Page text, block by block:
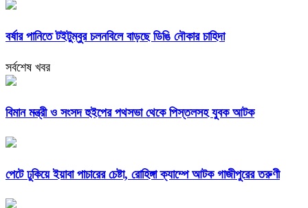
বর্ষার পানিতে টইটুম্বুর চলনবিলে বাড়ছে ডিঙি নৌকার চাহিদা
সর্বশেষ খবর
বিমান মন্ত্রী ও সংসদ হুইপের পথসভা থেকে পিস্তলসহ যুবক আটক
পেটে ঢুকিয়ে ইয়াবা পাচারের চেষ্টা, রোহিঙ্গা ক্যাম্পে আটক গাজীপুরের তরুণী